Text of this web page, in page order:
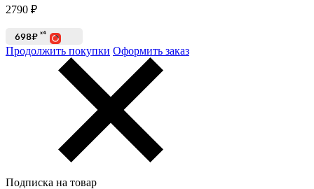
2790 ₽
698₽ x4
Продолжить покупки Оформить заказ
Подписка на товар